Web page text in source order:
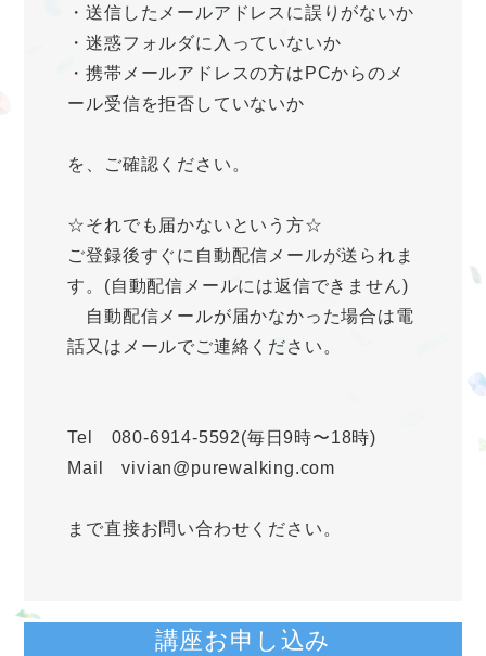
・送信したメールアドレスに誤りがないか
・迷惑フォルダに入っていないか
・携帯メールアドレスの方はPCからのメ
ール受信を拒否していないか
を、ご確認ください。
☆それでも届かないという方☆
ご登録後すぐに自動配信メールが送られま
す。(自動配信メールには返信できません)
自動配信メールが届かなかった場合は電
話又はメールでご連絡ください。
Tel 080-6914-5592(毎日9時〜18時)
Mail vivian@purewalking.com
まで直接お問い合わせください。
講座お申し込み